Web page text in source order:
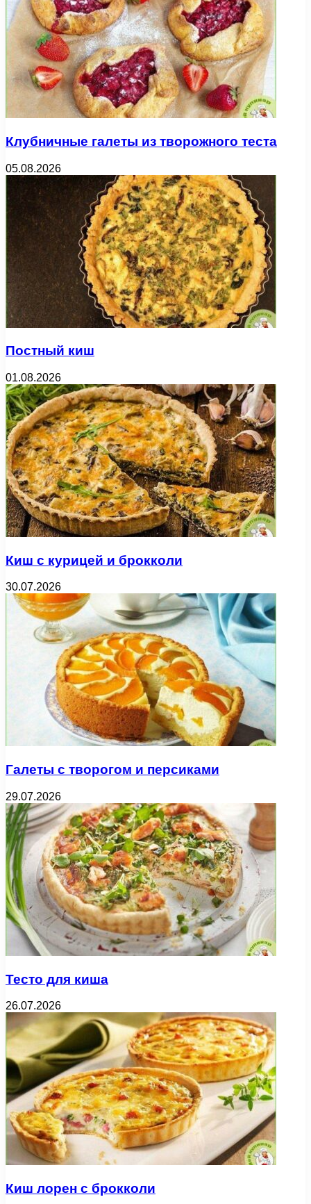
Клубничные галеты из творожного теста
05.08.2026
Постный киш
01.08.2026
Киш с курицей и брокколи
30.07.2026
Галеты с творогом и персиками
29.07.2026
Тесто для киша
26.07.2026
Киш лорен с брокколи